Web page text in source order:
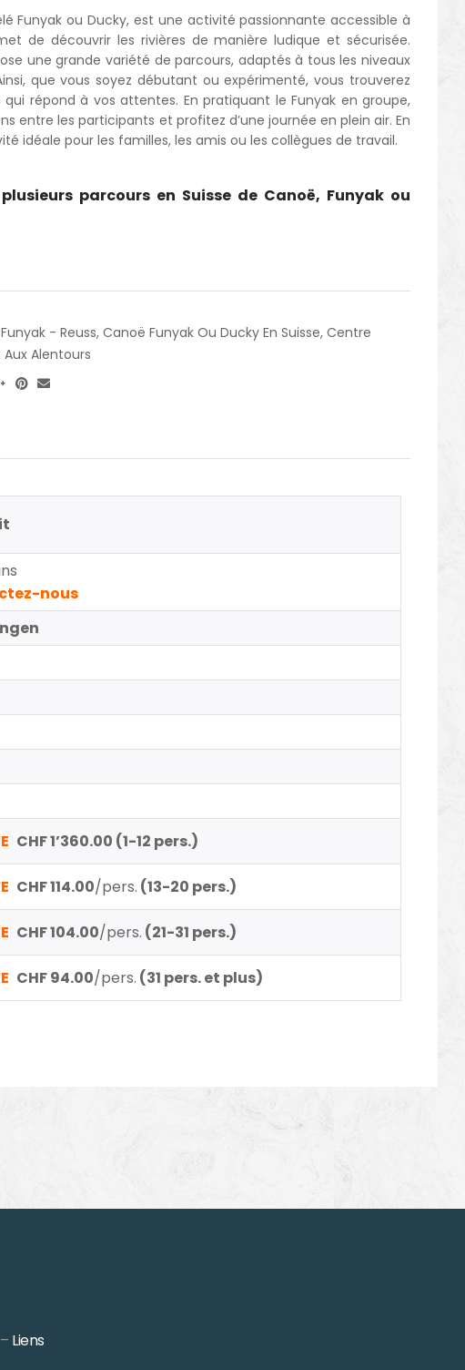
Funyak ou Ducky, est une activité passionnante accessible à
de découvrir les rivières de manière ludique et sécurisée.
une grande variété de parcours, adaptés à tous les niveaux
que vous soyez débutant ou expérimenté, vous trouverez
répond à vos attentes. En pratiquant le Funyak en groupe,
entre les participants et profitez d’une journée en plein air. En
idéale pour les familles, les amis ou les collègues de travail.
parcours en Suisse de Canoë, Funyak ou
- Reuss, Canoë Funyak Ou Ducky En Suisse, Centre
Aux Alentours
nous
CHF 1’360.00 (1-12 pers.)
CHF 114.00/pers. (13-20 pers.)
CHF 104.00/pers. (21-31 pers.)
CHF 94.00/pers. (31 pers. et plus)
Liens